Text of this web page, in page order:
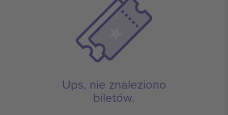
Ups, nie znaleziono
biletów.